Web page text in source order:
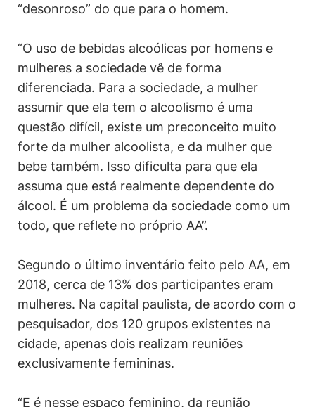
“desonroso” do que para o homem.
“O uso de bebidas alcoólicas por homens e
mulheres a sociedade vê de forma
diferenciada. Para a sociedade, a mulher
assumir que ela tem o alcoolismo é uma
questão difícil, existe um preconceito muito
forte da mulher alcoolista, e da mulher que
bebe também. Isso dificulta para que ela
assuma que está realmente dependente do
álcool. É um problema da sociedade como um
todo, que reflete no próprio AA”.
Segundo o último inventário feito pelo AA, em
2018, cerca de 13% dos participantes eram
mulheres. Na capital paulista, de acordo com o
pesquisador, dos 120 grupos existentes na
cidade, apenas dois realizam reuniões
exclusivamente femininas.
“E é nesse espaço feminino, da reunião